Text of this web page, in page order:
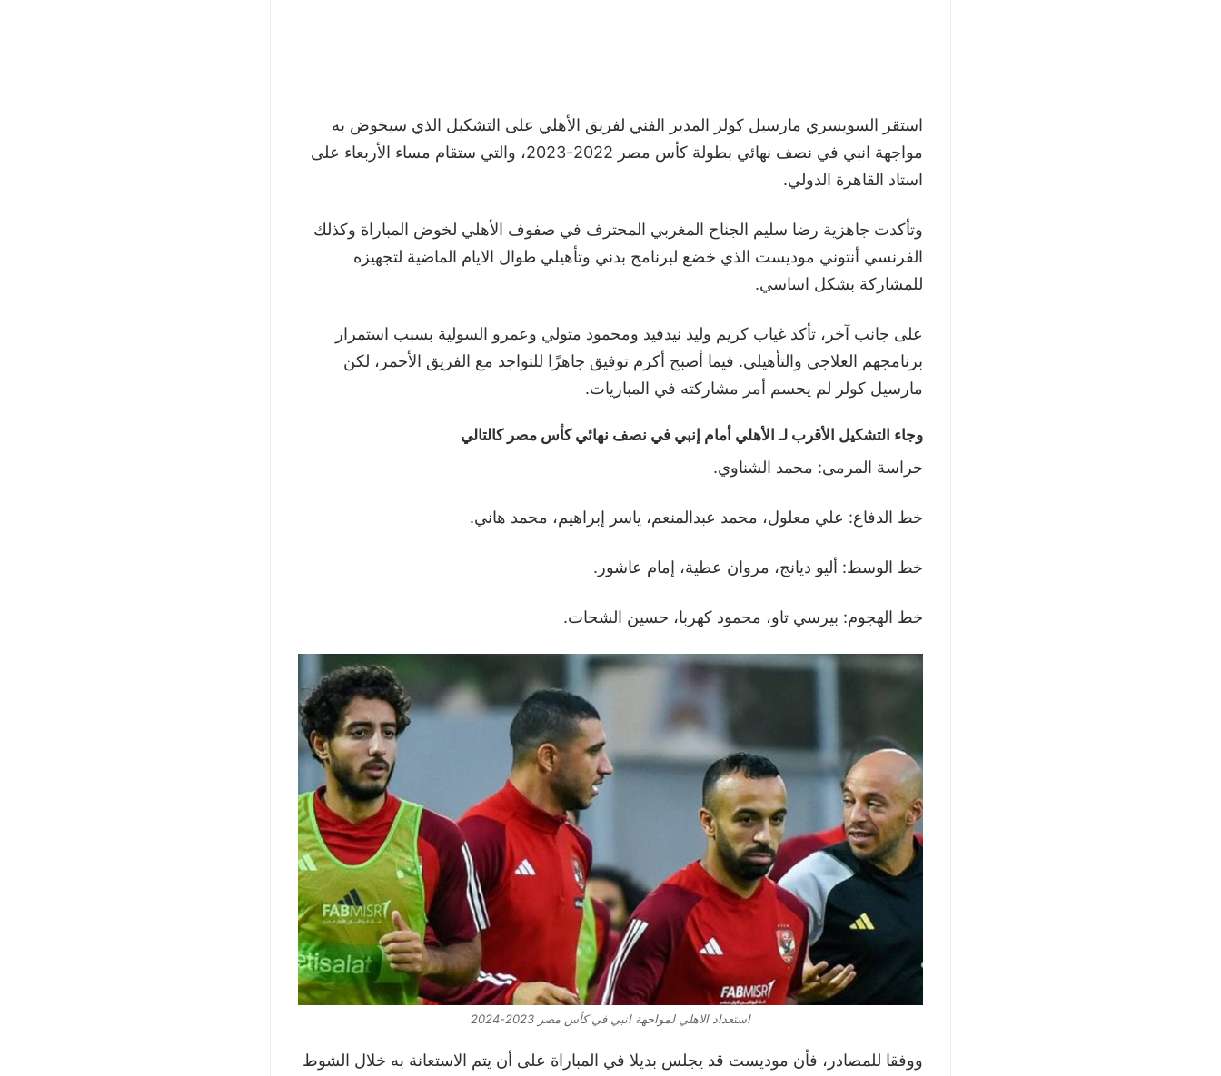
استقر السويسري مارسيل كولر المدير الفني لفريق الأهلي على التشكيل الذي سيخوض به
مواجهة انبي في نصف نهائي بطولة كأس مصر 2022-2023، والتي ستقام مساء الأربعاء على
استاد القاهرة الدولي.
وتأكدت جاهزية رضا سليم الجناح المغربي المحترف في صفوف الأهلي لخوض المباراة وكذلك
الفرنسي أنتوني موديست الذي خضع لبرنامج بدني وتأهيلي طوال الايام الماضية لتجهيزه
للمشاركة بشكل اساسي.
على جانب آخر، تأكد غياب كريم وليد نيدفيد ومحمود متولي وعمرو السولية بسبب استمرار
برنامجهم العلاجي والتأهيلي. فيما أصبح أكرم توفيق جاهزًا للتواجد مع الفريق الأحمر، لكن
مارسيل كولر لم يحسم أمر مشاركته في المباريات.
وجاء التشكيل الأقرب لـ الأهلي أمام إنبي في نصف نهائي كأس مصر كالتالي
حراسة المرمى: محمد الشناوي.
خط الدفاع: علي معلول، محمد عبدالمنعم، ياسر إبراهيم، محمد هاني.
خط الوسط: أليو ديانج، مروان عطية، إمام عاشور.
خط الهجوم: بيرسي تاو، محمود كهربا، حسين الشحات.
استعداد الاهلي لمواجهة انبي في كأس مصر 2023-2024
ووفقا للمصادر، فأن موديست قد يجلس بديلا في المباراة على أن يتم الاستعانة به خلال الشوط